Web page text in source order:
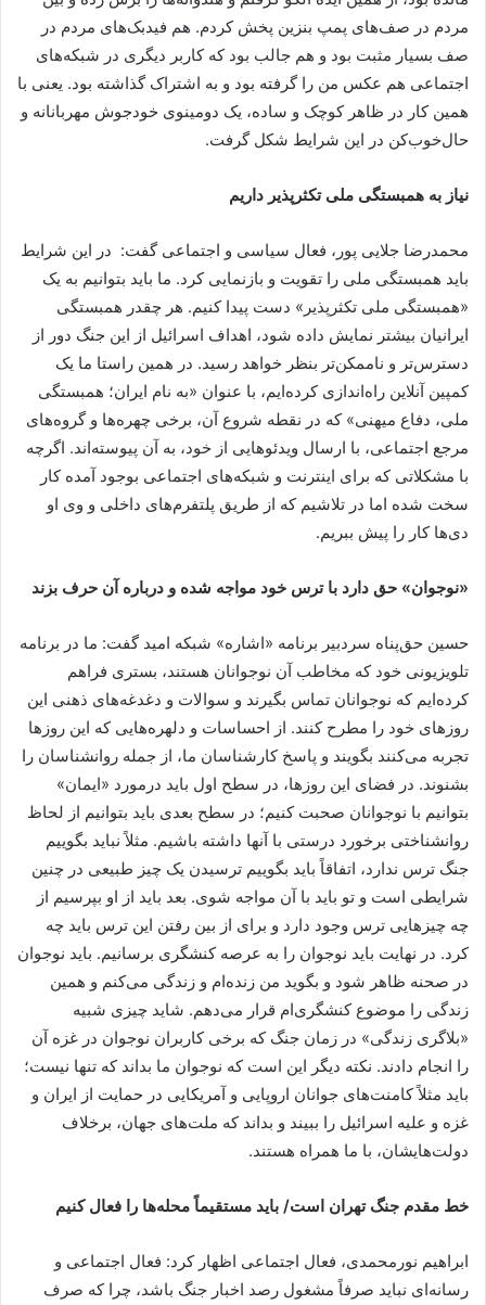
مردم در صف‌های پمپ بنزین پخش کردم. هم فیدبک‌های مردم در
صف بسیار مثبت بود و هم جالب بود که کاربر دیگری در شبکه‌های
اجتماعی هم عکس من را گرفته بود و به اشتراک گذاشته بود. یعنی با
همین کار در ظاهر کوچک و ساده، یک دومینوی خودجوش مهربانانه و
حال‌خوب‌کن در این شرایط شکل گرفت.
نیاز به همبستگی ملی تکثرپذیر داریم
محمدرضا جلایی پور، فعال سیاسی و اجتماعی گفت: در این شرایط
باید همبستگی ملی را تقویت و بازنمایی کرد. ما باید بتوانیم به یک
«همبستگی ملی تکثرپذیر» دست پیدا کنیم. هر چقدر همبستگی
ایرانیان بیشتر نمایش داده شود، اهداف اسرائیل از این جنگ دور از
دسترس‌تر و ناممکن‌تر بنظر خواهد رسید. در همین راستا ما یک
کمپین آنلاین راه‌اندازی کرده‌ایم، با عنوان «به نام ایران؛ همبستگی
ملی، دفاع میهنی» که در نقطه شروع آن، برخی چهره‌ها و گروه‌های
مرجع اجتماعی، با ارسال ویدئوهایی از خود، به آن پیوسته‌اند. اگرچه
با مشکلاتی که برای اینترنت و شبکه‌های اجتماعی بوجود آمده کار
سخت شده اما در تلاشیم که از طریق پلتفرم‌های داخلی و وی او
دی‌ها کار را پیش ببریم.
«نوجوان» حق دارد با ترس خود مواجه شده و درباره آن حرف بزند
حسین حق‌پناه سردبیر برنامه «اشاره» شبکه امید گفت: ما در برنامه
تلویزیونی خود که مخاطب آن نوجوانان هستند، بستری فراهم
کرده‌ایم که نوجوانان تماس بگیرند و سوالات و دغدغه‌های ذهنی این
روزهای خود را مطرح کنند. از احساسات و دلهره‌هایی که این روزها
تجربه می‌کنند بگویند و پاسخ کارشناسان ما، از جمله روانشناسان را
بشنوند. در فضای این روزها، در سطح اول باید درمورد «ایمان»
بتوانیم با نوجوانان صحبت کنیم؛ در سطح بعدی باید بتوانیم از لحاظ
روانشناختی برخورد درستی با آنها داشته باشیم. مثلاً نباید بگوییم
جنگ ترس ندارد، اتفاقاً باید بگوییم ترسیدن یک چیز طبیعی در چنین
شرایطی است و تو باید با آن مواجه شوی. بعد باید از او بپرسیم از
چه چیزهایی ترس وجود دارد و برای از بین رفتن این ترس باید چه
کرد. در نهایت باید نوجوان را به عرصه کنشگری برسانیم. باید نوجوان
در صحنه ظاهر شود و بگوید من زنده‌ام و زندگی می‌کنم و همین
زندگی را موضوع کنشگری‌ام قرار می‌دهم. شاید چیزی شبیه
«بلاگری زندگی» در زمان جنگ که برخی کاربران نوجوان در غزه آن
را انجام دادند. نکته دیگر این است که نوجوان ما بداند که تنها نیست؛
باید مثلاً کامنت‌های جوانان اروپایی و آمریکایی در حمایت از ایران و
غزه و علیه اسرائیل را ببیند و بداند که ملت‌های جهان، برخلاف
دولت‌هایشان، با ما همراه هستند.
خط مقدم جنگ تهران است/ باید مستقیماً محله‌ها را فعال کنیم
ابراهیم نورمحمدی، فعال اجتماعی اظهار کرد: فعال اجتماعی و
رسانه‌ای نباید صرفاً مشغول رصد اخبار جنگ باشد، چرا که صرف